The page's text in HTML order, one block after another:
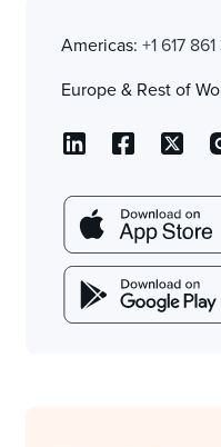
Americas: +1 617
Europe & Rest of